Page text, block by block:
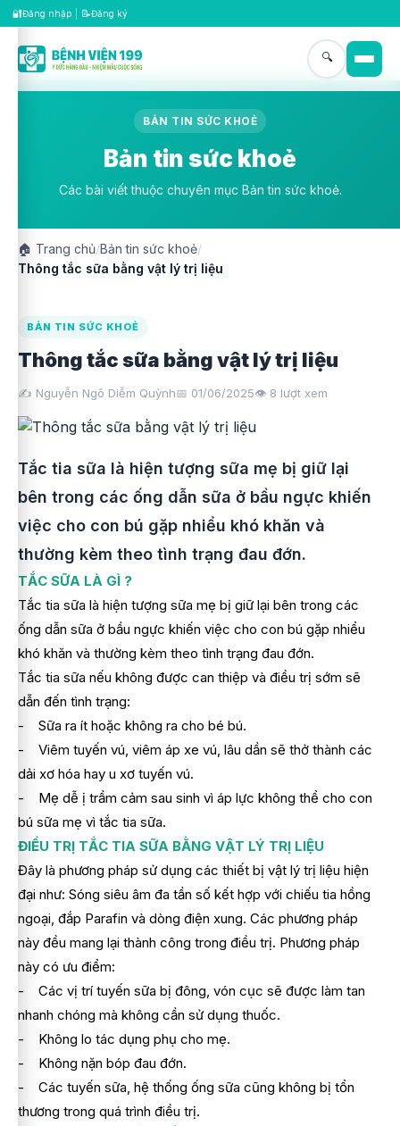
🔐Đăng nhập 📝Đăng ký
🔍
BẢN TIN SỨC KHOẺ
Bản tin sức khoẻ
Các bài viết thuộc chuyên mục Bản tin sức khoẻ.
🏠 Trang chủ/Bản tin sức khoẻ/
Thông tắc sữa bằng vật lý trị liệu
BẢN TIN SỨC KHOẺ
Thông tắc sữa bằng vật lý trị liệu
✍️ Nguyễn Ngô Diễm Quỳnh📅 01/06/2025👁️ 8 lượt xem
Tắc tia sữa là hiện tượng sữa mẹ bị giữ lại
bên trong các ống dẫn sữa ở bầu ngực khiến
việc cho con bú gặp nhiểu khó khăn và
thường kèm theo tình trạng đau đớn.
TẮC SỮA LÀ GÌ ?
Tắc tia sữa là hiện tượng sữa mẹ bị giữ lại bên trong các
ống dẫn sữa ở bầu ngực khiến việc cho con bú gặp nhiểu
khó khăn và thường kèm theo tình trạng đau đớn.
Tắc tia sữa nếu không được can thiệp và điều trị sớm sẽ
dẫn đến tình trạng:
- Sữa ra ít hoặc không ra cho bé bú.
- Viêm tuyến vú, viêm áp xe vú, lâu dần sẽ thở thành các
dải xơ hóa hay u xơ tuyến vú.
- Mẹ dễ ị trầm cảm sau sinh vì áp lực không thể cho con
bú sữa mẹ vì tắc tia sữa.
ĐIỀU TRỊ TẮC TIA SỮA BẰNG VẬT LÝ TRỊ LIỆU
Đây là phương pháp sử dụng các thiết bị vật lý trị liệu hiện
đại như: Sóng siêu âm đa tần số kết hợp với chiếu tia hồng
ngoại, đắp Parafin và dòng điện xung. Các phương pháp
này đều mang lại thành công trong điều trị. Phương pháp
này có ưu điểm:
- Các vị trí tuyến sữa bị đông, vón cục sẽ được làm tan
nhanh chóng mà không cần sử dụng thuốc.
- Không lo tác dụng phụ cho mẹ.
- Không nặn bóp đau đớn.
- Các tuyến sữa, hệ thống ống sữa cũng không bị tổn
thương trong quá trình điều trị.